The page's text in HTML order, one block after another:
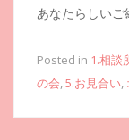
あなたらしいご
Posted in 1.相談
の会,5.お見合い,